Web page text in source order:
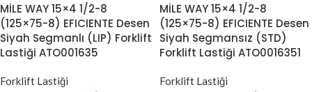
MİLE WAY 15×4 1/2-8
(125×75-8) EFICIENTE Desen
Siyah Segmanlı (LIP) Forklift
Lastiği ATO001635
Forklift Lastiği
MİLE WAY 15×4 1/2-8
(125×75-8) EFICIENTE Desen
Siyah Segmansız (STD)
Forklift Lastiği ATO0016351
Forklift Lastiği